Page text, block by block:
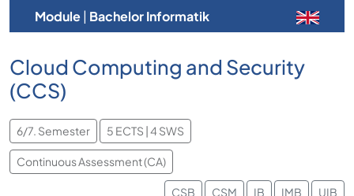
Module| Bachelor Informatik
Cloud Computing and Security
(CCS)
6/7. Semester 5 ECTS | 4 SWS
Continuous Assessment (CA)
CSB CSM IB IMB UIB